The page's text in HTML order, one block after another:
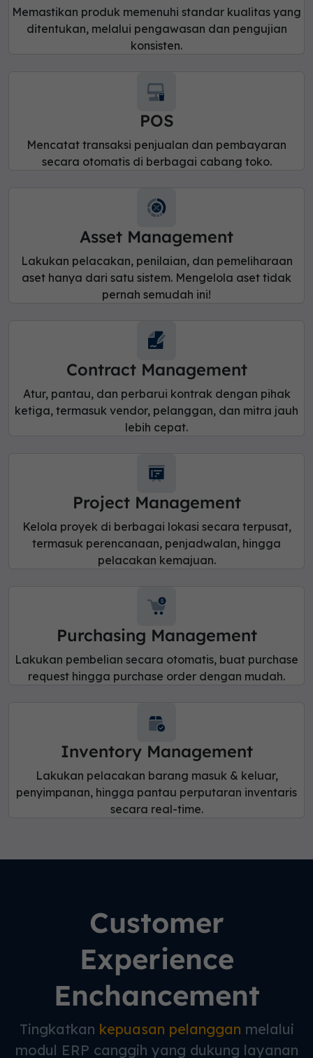
Memastikan produk memenuhi standar kualitas yang
ditentukan, melalui pengawasan dan pengujian
konsisten.
POS
Mencatat transaksi penjualan dan pembayaran
secara otomatis di berbagai cabang toko.
Asset Management
Lakukan pelacakan, penilaian, dan pemeliharaan
aset hanya dari satu sistem. Mengelola aset tidak
pernah semudah ini!
Contract Management
Atur, pantau, dan perbarui kontrak dengan pihak
ketiga, termasuk vendor, pelanggan, dan mitra jauh
lebih cepat.
Project Management
Kelola proyek di berbagai lokasi secara terpusat,
termasuk perencanaan, penjadwalan, hingga
pelacakan kemajuan.
Purchasing Management
Lakukan pembelian secara otomatis, buat purchase
request hingga purchase order dengan mudah.
Inventory Management
Lakukan pelacakan barang masuk & keluar,
penyimpanan, hingga pantau perputaran inventaris
secara real-time.
Customer
Experience
Enchancement
Tingkatkan kepuasan pelanggan melalui
modul ERP canggih yang dukung layanan